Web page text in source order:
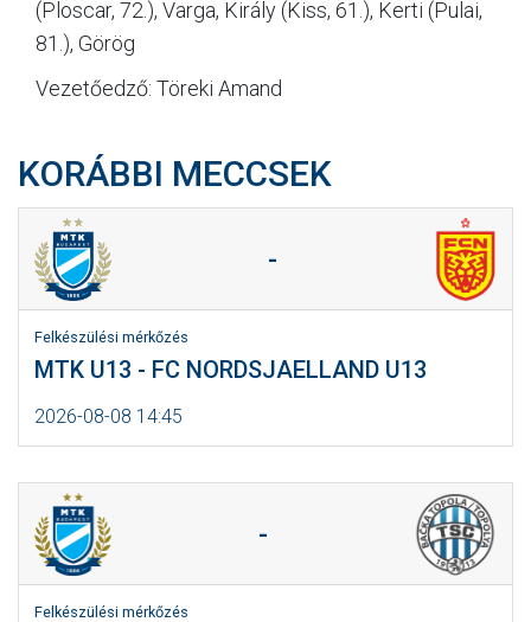
(Ploscar, 72.), Varga, Király (Kiss, 61.), Kerti (Pulai,
81.), Görög
Vezetőedző: Töreki Amand
KORÁBBI MECCSEK
-
Felkészülési mérkőzés
MTK U13 - FC NORDSJAELLAND U13
2026-08-08 14:45
-
Felkészülési mérkőzés